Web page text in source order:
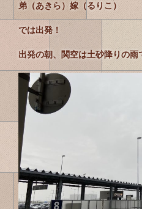
弟（あきら）嫁（るりこ）
では出発！
出発の朝、関空は土砂降りの雨